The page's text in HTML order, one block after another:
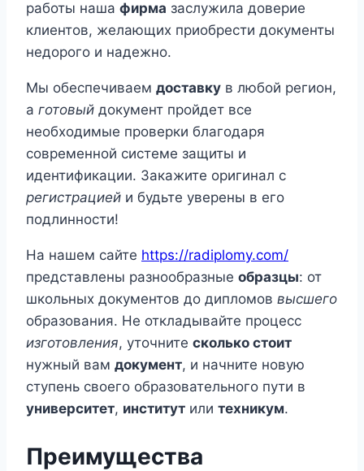
работы наша фирма заслужила доверие
клиентов, желающих приобрести документы
недорого и надежно.
Мы обеспечиваем доставку в любой регион,
а готовый документ пройдет все
необходимые проверки благодаря
современной системе защиты и
идентификации. Закажите оригинал с
регистрацией и будьте уверены в его
подлинности!
На нашем сайте https://radiplomy.com/
представлены разнообразные образцы: от
школьных документов до дипломов высшего
образования. Не откладывайте процесс
изготовления, уточните сколько стоит
нужный вам документ, и начните новую
ступень своего образовательного пути в
университет, институт или техникум.
Преимущества